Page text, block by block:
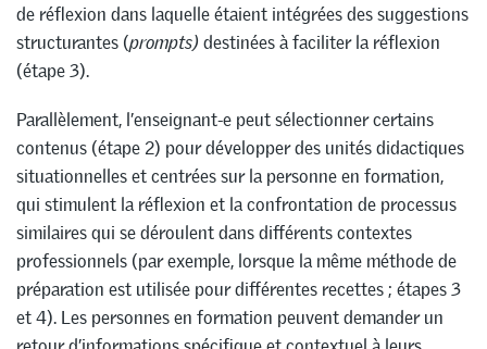
de réflexion dans laquelle étaient intégrées des suggestions
structurantes (prompts) destinées à faciliter la réflexion
(étape 3).
Parallèlement, l’enseignant-e peut sélectionner certains
contenus (étape 2) pour développer des unités didactiques
situationnelles et centrées sur la personne en formation,
qui stimulent la réflexion et la confrontation de processus
similaires qui se déroulent dans différents contextes
professionnels (par exemple, lorsque la même méthode de
préparation est utilisée pour différentes recettes ; étapes 3
et 4). Les personnes en formation peuvent demander un